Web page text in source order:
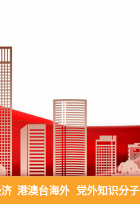
港澳台海外 党外知识分子